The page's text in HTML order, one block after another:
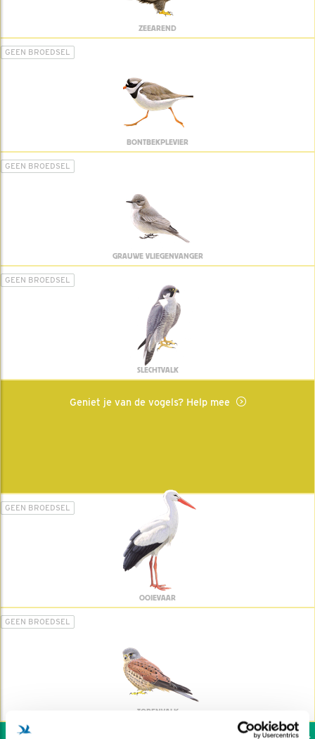
ZEEAREND
GEEN BROEDSEL
BONTBEKPLEVIER
GEEN BROEDSEL
GRAUWE VLIEGENVANGER
GEEN BROEDSEL
SLECHTVALK
Geniet je van de vogels? Help mee
GEEN BROEDSEL
OOIEVAAR
GEEN BROEDSEL
TORENVALK